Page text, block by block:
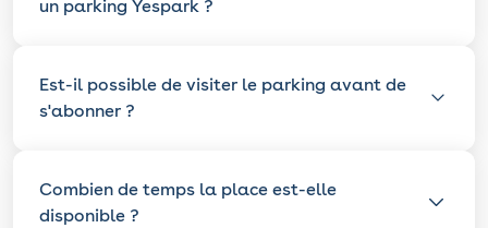
un parking Yespark ?
Est-il possible de visiter le parking avant de
s'abonner ?
Combien de temps la place est-elle
disponible ?